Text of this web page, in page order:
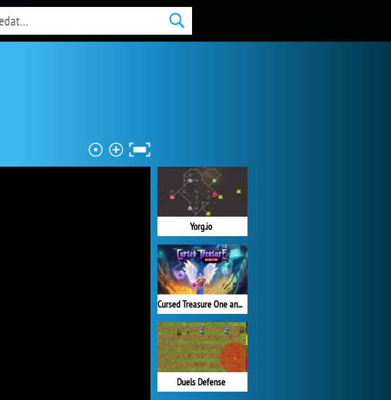
Yorg.io
Cursed Treasure One and Half
Duels Defense